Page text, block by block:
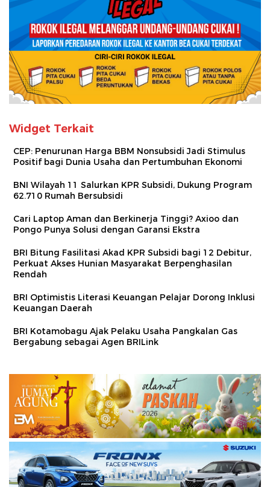
Widget Terkait
CEP: Penurunan Harga BBM Nonsubsidi Jadi Stimulus
Positif bagi Dunia Usaha dan Pertumbuhan Ekonomi
BNI Wilayah 11 Salurkan KPR Subsidi, Dukung Program
62.710 Rumah Bersubsidi
Cari Laptop Aman dan Berkinerja Tinggi? Axioo dan
Pongo Punya Solusi dengan Garansi Ekstra
BRI Bitung Fasilitasi Akad KPR Subsidi bagi 12 Debitur,
Perkuat Akses Hunian Masyarakat Berpenghasilan
Rendah
BRI Optimistis Literasi Keuangan Pelajar Dorong Inklusi
Keuangan Daerah
BRI Kotamobagu Ajak Pelaku Usaha Pangkalan Gas
Bergabung sebagai Agen BRILink